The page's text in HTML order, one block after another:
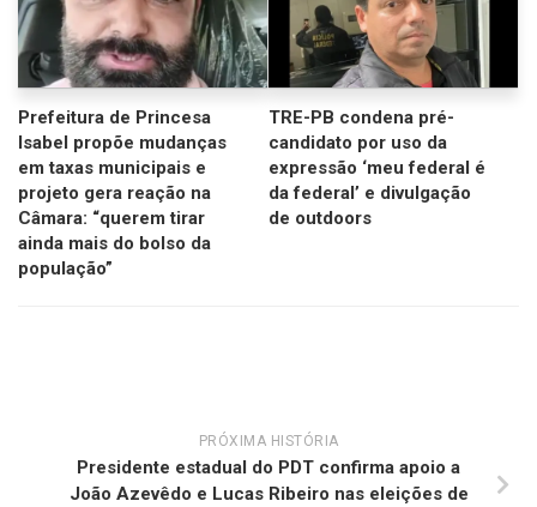
Prefeitura de Princesa
Isabel propõe mudanças
em taxas municipais e
projeto gera reação na
Câmara: “querem tirar
ainda mais do bolso da
população”
TRE-PB condena pré-
candidato por uso da
expressão ‘meu federal é
da federal’ e divulgação
de outdoors
PRÓXIMA HISTÓRIA
Presidente estadual do PDT confirma apoio a
João Azevêdo e Lucas Ribeiro nas eleições de